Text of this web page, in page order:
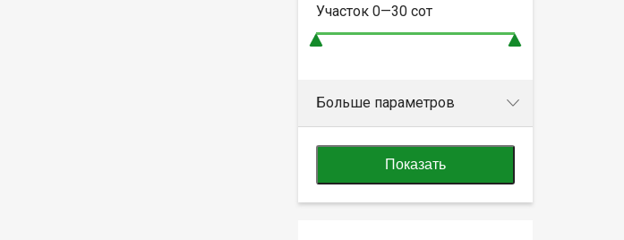
Участок 0—30сот
Больше параметров
Показать